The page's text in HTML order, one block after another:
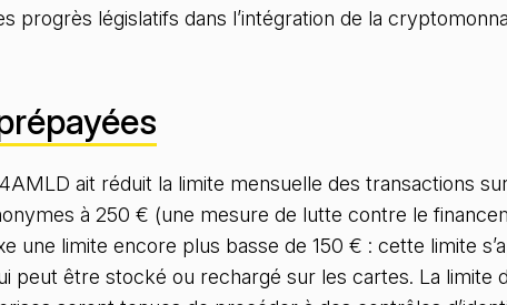
progrès législatifs dans l’intégration de la
ait réduit la limite mensuelle des transactions
à 250 € (une mesure de lutte contre le
une limite encore plus basse de 150 € : cette limite
peut être stocké ou rechargé sur les cartes. La limite